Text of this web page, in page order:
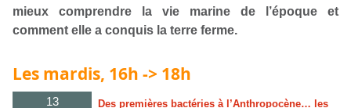
mieux comprendre la vie marine de l’époque et
comment elle a conquis la terre ferme.
Les mardis, 16h -> 18h
13
Des premières bactéries à l’Anthropocène… les